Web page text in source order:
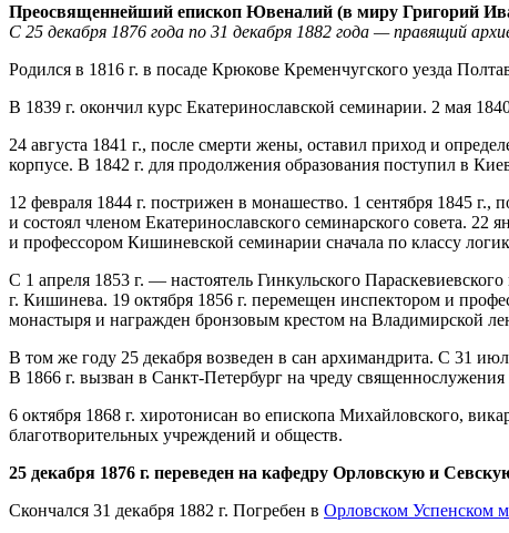
Преосвященнейший епископ Ювеналий (в миру Григорий
С 25 декабря 1876 года по 31 декабря 1882 года — правящий
Родился в 1816 г. в посаде Крюкове Кременчугского уезда
В 1839 г. окончил курс Екатеринославской семинарии. 2 мая
24 августа 1841 г., после смерти жены, оставил приход и
корпусе. В 1842 г. для продолжения образования поступил в
12 февраля 1844 г. пострижен в монашество. 1 сентября 1845 г.,
и состоял членом Екатеринославского семинарского совета. 22
и профессором Кишиневской семинарии сначала по классу
С 1 апреля 1853 г. — настоятель Гинкульского
г. Кишинева. 19 октября 1856 г. перемещен инспектором и
монастыря и награжден бронзовым крестом на Владимирской
В том же году 25 декабря возведен в сан архимандрита. С 31
В 1866 г. вызван в Санкт-Петербург на чреду
6 октября 1868 г. хиротонисан во епископа Михайловского,
благотворительных учреждений и обществ.
25 декабря 1876 г. переведен на кафедру Орловскую и
Скончался 31 декабря 1882 г. Погребен в Орловском Успенском